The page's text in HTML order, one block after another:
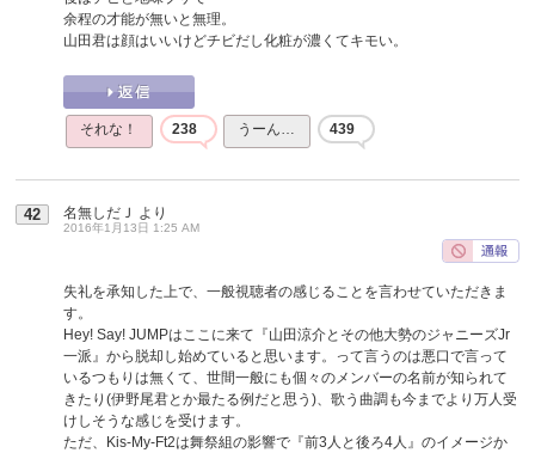
余程の才能が無いと無理。
山田君は顔はいいけどチビだし化粧が濃くてキモい。
それな！ 238 うーん… 439
42 名無しだＪ より
2016年1月13日 1:25 AM
失礼を承知した上で、一般視聴者の感じることを言わせていただきま
す。
Hey! Say! JUMPはここに来て『山田涼介とその他大勢のジャニーズJr
一派』から脱却し始めていると思います。って言うのは悪口で言って
いるつもりは無くて、世間一般にも個々のメンバーの名前が知られて
きたり(伊野尾君とか最たる例だと思う)、歌う曲調も今までより万人受
けしそうな感じを受けます。
ただ、Kis-My-Ft2は舞祭組の影響で『前3人と後ろ4人』のイメージか